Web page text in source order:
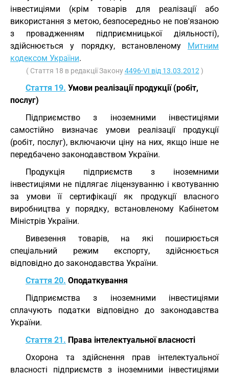
інвестиціями (крім товарів для реалізації або
використання з метою, безпосередньо не пов'язаною
з провадженням підприємницької діяльності),
здійснюється у порядку, встановленому Митним
кодексом України.
( Стаття 18 в редакції Закону4496-VI від 13.03.2012 )
Стаття 19. Умови реалізації продукції (робіт,
послуг)
Підприємство з іноземними інвестиціями
самостійно визначає умови реалізації продукції
(робіт, послуг), включаючи ціну на них, якщо інше не
передбачено законодавством України.
Продукція підприємств з іноземними
інвестиціями не підлягає ліцензуванню і квотуванню
за умови її сертифікації як продукції власного
виробництва у порядку, встановленому Кабінетом
Міністрів України.
Вивезення товарів, на які поширюється
спеціальний режим експорту, здійснюється
відповідно до законодавства України.
Стаття 20. Оподаткування
Підприємства з іноземними інвестиціями
сплачують податки відповідно до законодавства
України.
Стаття 21. Права інтелектуальної власності
Охорона та здійснення прав інтелектуальної
власності підприємств з іноземними інвестиціями